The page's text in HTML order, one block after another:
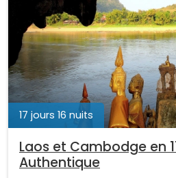
17 jours 16 nuits
Laos et Cambodge en
Authentique